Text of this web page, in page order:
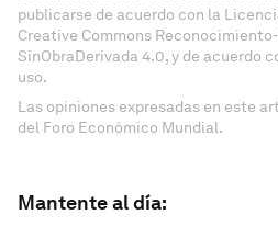
publicarse de acuerdo con la
Creative Commons
SinObraDerivada 4.0, y de acuerdo
uso.
Las opiniones expresadas en este
del Foro Económico Mundial.
Mantente al día: